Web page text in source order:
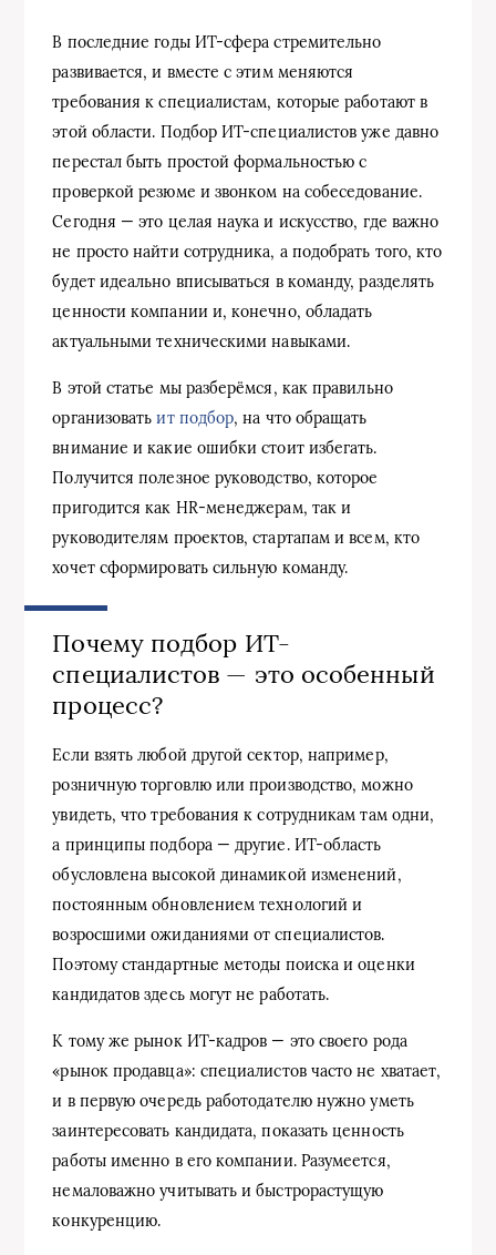
В последние годы ИТ-сфера стремительно
развивается, и вместе с этим меняются
требования к специалистам, которые работают в
этой области. Подбор ИТ-специалистов уже давно
перестал быть простой формальностью с
проверкой резюме и звонком на собеседование.
Сегодня — это целая наука и искусство, где важно
не просто найти сотрудника, а подобрать того, кто
будет идеально вписываться в команду, разделять
ценности компании и, конечно, обладать
актуальными техническими навыками.
В этой статье мы разберёмся, как правильно
организоватьит подбор, на что обращать
внимание и какие ошибки стоит избегать.
Получится полезное руководство, которое
пригодится как HR-менеджерам, так и
руководителям проектов, стартапам и всем, кто
хочет сформировать сильную команду.
Почему подбор ИТ-
специалистов — это особенный
процесс?
Если взять любой другой сектор, например,
розничную торговлю или производство, можно
увидеть, что требования к сотрудникам там одни,
а принципы подбора — другие. ИТ-область
обусловлена высокой динамикой изменений,
постоянным обновлением технологий и
возросшими ожиданиями от специалистов.
Поэтому стандартные методы поиска и оценки
кандидатов здесь могут не работать.
К тому же рынок ИТ-кадров — это своего рода
«рынок продавца»: специалистов часто не хватает,
и в первую очередь работодателю нужно уметь
заинтересовать кандидата, показать ценность
работы именно в его компании. Разумеется,
немаловажно учитывать и быстрорастущую
конкуренцию.